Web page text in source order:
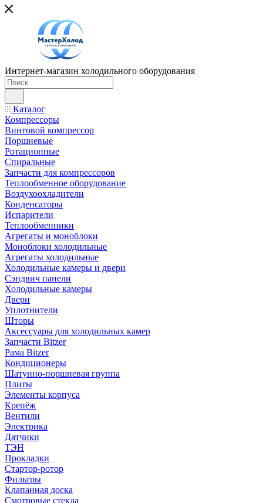
Интернет-магазин холодильного оборудования
Каталог
Компрессоры
Винтовой компрессор
Поршневые
Ротационные
Спиральные
Запчасти для компрессоров
Теплообменное оборудование
Воздухоохладители
Конденсаторы
Испарители
Теплообменники
Агрегаты и моноблоки
Моноблоки холодильные
Агрегаты холодильные
Холодильные камеры и двери
Сэндвич панели
Холодильные камеры
Двери
Уплотнители
Шторы
Аксессуары для холодильных камер
Запчасти Bitzer
Рама Bitzer
Кондиционеры
Шатунно-поршневая группа
Плиты
Элементы корпуса
Крепёж
Вентили
Электрика
Датчики
ТЭН
Прокладки
Стартор-ротор
Фильтры
Клапанная доска
Смотровые стекла